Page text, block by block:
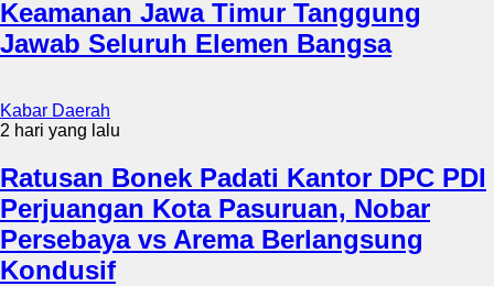
Keamanan Jawa Timur Tanggung
Jawab Seluruh Elemen Bangsa
Kabar Daerah
2 hari yang lalu
Ratusan Bonek Padati Kantor DPC PDI
Perjuangan Kota Pasuruan, Nobar
Persebaya vs Arema Berlangsung
Kondusif